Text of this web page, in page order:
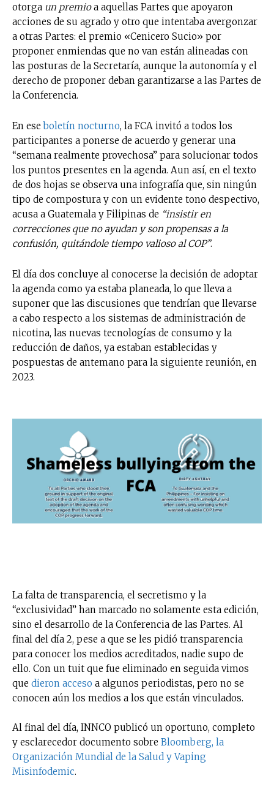
otorga un premioa aquellas Partes que apoyaron
acciones de su agrado y otro que intentaba avergonzar
a otras Partes: el premio «Cenicero Sucio» por
proponer enmiendas que no van están alineadas con
las posturas de la Secretaría, aunque la autonomía y el
derecho de proponer deban garantizarse a las Partes de
la Conferencia.
En eseboletín nocturno, la FCA invitó a todos los
participantes a ponerse de acuerdo y generar una
“semana realmente provechosa” para solucionar todos
los puntos presentes en la agenda. Aun así, en el texto
de dos hojas se observa una infografía que, sin ningún
tipo de compostura y con un evidente tono despectivo,
acusa a Guatemala y Filipinas de “insistir en
correcciones que no ayudan y son propensas a la
confusión, quitándole tiempo valioso al COP”.
El día dos concluye al conocerse la decisión de adoptar
la agenda como ya estaba planeada, lo que lleva a
suponer que las discusiones que tendrían que llevarse
a cabo respecto a los sistemas de administración de
nicotina, las nuevas tecnologías de consumo y la
reducción de daños, ya estaban establecidas y
pospuestas de antemano para la siguiente reunión, en
2023.
La falta de transparencia, el secretismo y la
“exclusividad” han marcado no solamente esta edición,
sino el desarrollo de la Conferencia de las Partes. Al
final del día 2, pese a que se les pidió transparencia
para conocer los medios acreditados, nadie supo de
ello. Con un tuit que fue eliminado en seguida vimos
que dieron acceso a algunos periodistas, pero no se
conocen aún los medios a los que están vinculados.
Al final del día, INNCO publicó un oportuno, completo
y esclarecedor documento sobre Bloomberg, la
Organización Mundial de la Salud y Vaping
Misinfodemic.